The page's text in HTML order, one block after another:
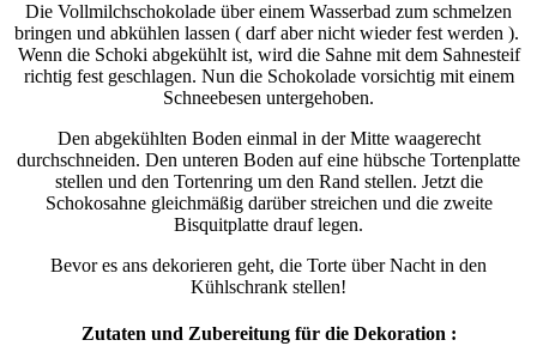
Die Vollmilchschokolade über einem Wasserbad zum schmelzen
bringen und abkühlen lassen ( darf aber nicht wieder fest werden ).
Wenn die Schoki abgekühlt ist, wird die Sahne mit dem Sahnesteif
richtig fest geschlagen. Nun die Schokolade vorsichtig mit einem
Schneebesen untergehoben.
Den abgekühlten Boden einmal in der Mitte waagerecht
durchschneiden. Den unteren Boden auf eine hübsche Tortenplatte
stellen und den Tortenring um den Rand stellen. Jetzt die
Schokosahne gleichmäßig darüber streichen und die zweite
Bisquitplatte drauf legen.
Bevor es ans dekorieren geht, die Torte über Nacht in den
Kühlschrank stellen!
Zutaten und Zubereitung für die Dekoration :